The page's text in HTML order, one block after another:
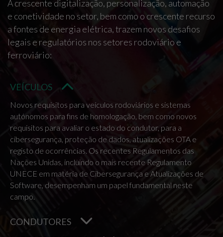
A crescente digitalização, personalização, automação
e conetividade no setor, bem como o crescente recurso
a fontes de energia elétrica, trazem novos desafios
legais e regulatórios nos setores rodoviário e
ferroviário:
VEÍCULOS
Novos requisitos para veículos rodoviários e sistemas
autónomos para fins de homologação, bem como novos
requisitos para avaliar o estado do condutor, para a
cibersegurança, proteção de dados, atualizações OTA e
registo de ocorrências. Os recentes Regulamentos das
Nações Unidas, incluindo o mais recente Regulamento
UNECE em matéria de Cibersegurança e Atualizações de
Software, desempenham um papel fundamental neste
campo.
CONDUTORES